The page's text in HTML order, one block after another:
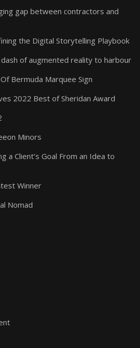
gap between contractors and
the Digital Storytelling Playbook
of augmented reality to harbour
Bermuda Marquee Sign
2022 Best of Sheridan Award
Minors
a Client’s Goal From an Idea to
Winner
Nomad